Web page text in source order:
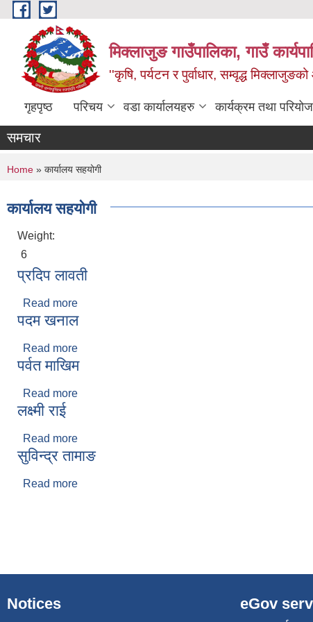
Skip to main content
मिक्लाजुङ गाउँपालिका, गाउँ
''कृषि, पर्यटन र पुर्वाधार, सम्वृद्ध
गृहपृष्ठ परिचय वडा कार्यालयहरु कार्यक्रम तथा
समचार
You are here
Home » कार्यालय सहयोगी
कार्यालय सहयोगी
Weight:
6
प्रदिप लावती
Read more
पदम खनाल
Read more
पर्वत माखिम
Read more
लक्ष्मी राई
Read more
सुविन्द्र तामाङ
Read more
Notices eGov